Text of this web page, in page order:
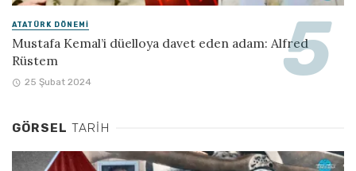
ATATÜRK DÖNEMI
Mustafa Kemal’i düelloya davet eden adam: Alfred
Rüstem
25 Şubat 2024
GÖRSEL TARIH